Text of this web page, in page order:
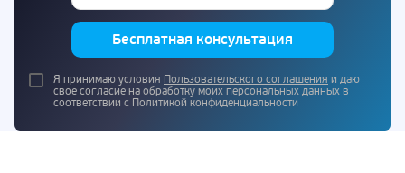
Бесплатная консультация
Я принимаю условия Пользовательского соглашения и даю
свое согласие на обработку моих персональных данных в
соответствии с Политикой конфиденциальности